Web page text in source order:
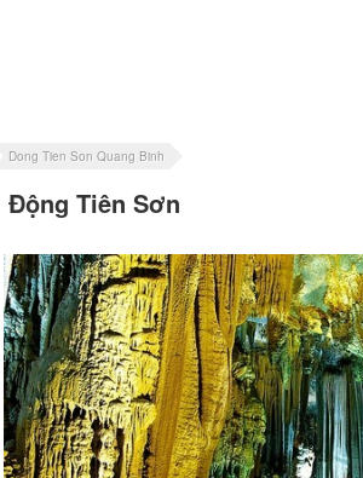
Dong Tien Son Quang Binh
Động Tiên Sơn